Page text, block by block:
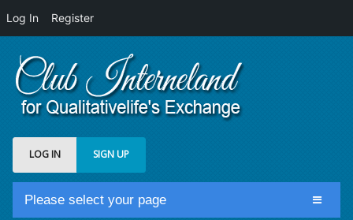
Log In Register
LOG IN SIGN UP
Please select your page